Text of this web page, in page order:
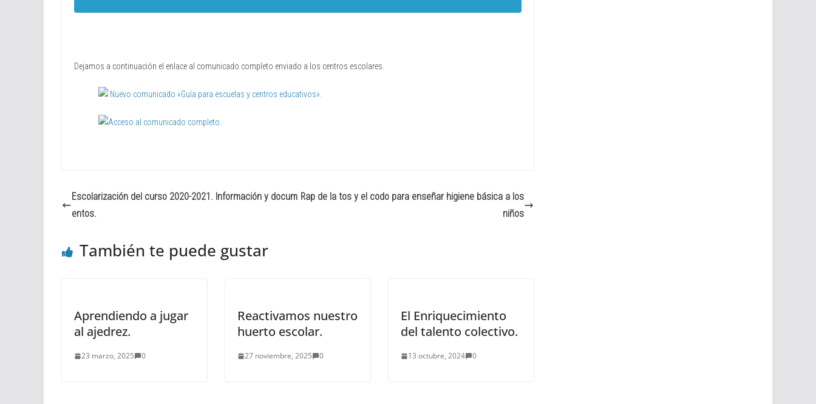
Dejamos a continuación el enlace al comunicado completo enviado a los centros escolares.
Nuevo comunicado «Guía para escuelas y centros educativos».
Acceso al comunicado completo.
Escolarización del curso 2020-2021. Información y docum
entos.
Rap de la tos y el codo para enseñar higiene básica a los
niños
También te puede gustar
Aprendiendo a jugar
al ajedrez.
23 marzo, 2025 0
Reactivamos nuestro
huerto escolar.
27 noviembre, 2025 0
El Enriquecimiento
del talento colectivo.
13 octubre, 2024 0